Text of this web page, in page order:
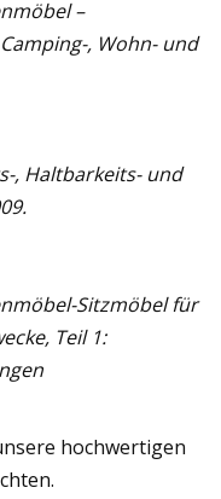
–
, Wohn- und
, Haltbarkeits- und
Sitzmöbel für
Teil 1:
hochwertigen